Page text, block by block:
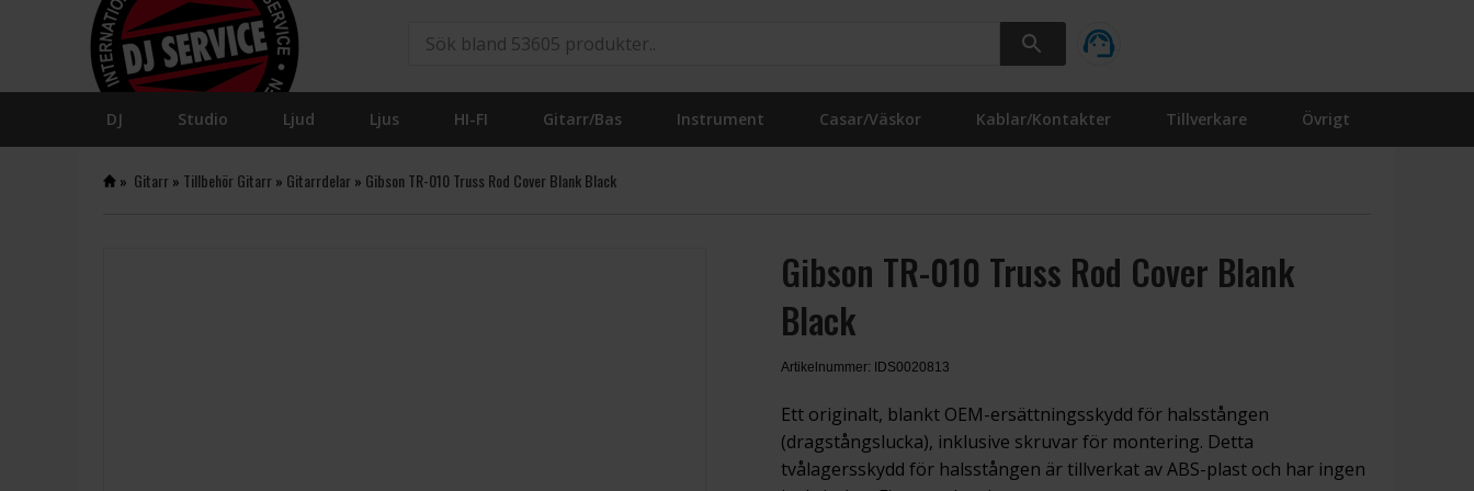
DJ Studio Ljud Ljus HI-FI Gitarr/Bas Instrument Casar/Väskor Kablar/Kontakter Tillverkare Övrigt
» Gitarr» Tillbehör Gitarr» Gitarrdelar» Gibson TR-010 Truss Rod Cover Blank Black
Gibson TR-010 Truss Rod Cover Blank
Black
Artikelnummer: IDS0020813
Ett originalt, blankt OEM-ersättningsskydd för halsstången
(dragstångslucka), inklusive skruvar för montering. Detta
tvålagersskydd för halsstången är tillverkat av ABS-plast och har ingen